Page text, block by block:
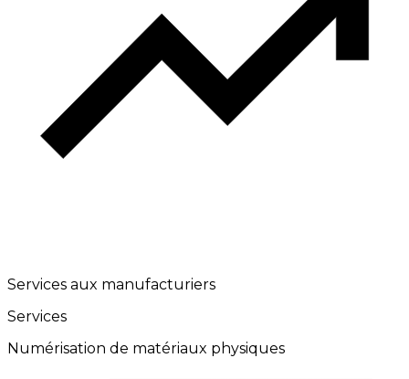
Services aux manufacturiers
Services
Numérisation de matériaux physiques